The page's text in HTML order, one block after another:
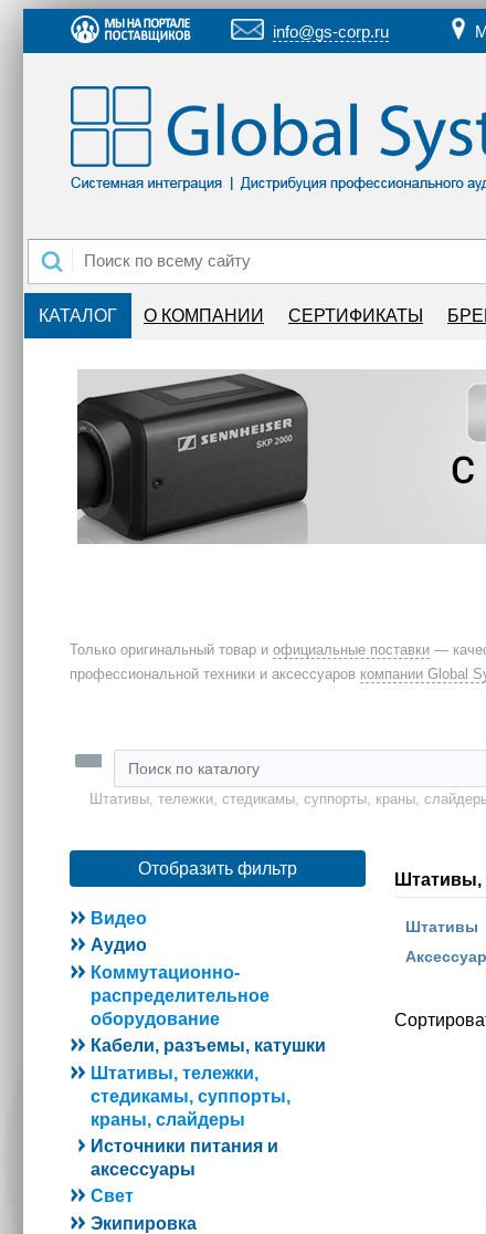
info@gs-corp.ru
КАТАЛОГ О КОМПАНИИ СЕРТИФИКАТЫ
Только оригинальный товар и официальные поставки —
профессиональной техники и аксессуаров компании Global
Штативы, тележки, стедикамы, суппорты, краны,
Отобразить фильтр
Видео
Аудио
Коммутационно-
распределительное
оборудование
Кабели, разъемы, катушки
Штативы, тележки,
стедикамы, суппорты,
краны, слайдеры
Источники питания и
аксессуары
Свет
Экипировка
Штативы,
Штативы